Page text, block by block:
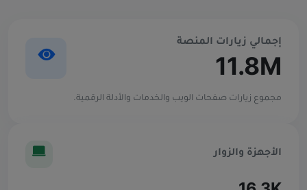
إجمالي زيارات المنصة
11.8M
مجموع زيارات صفحات الويب والخدمات والأدلة الرقمية.
الأجهزة والزوار